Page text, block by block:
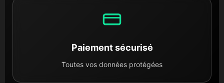
Paiement sécurisé
Toutes vos données protégées